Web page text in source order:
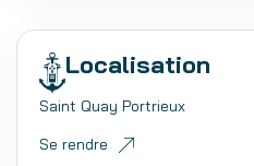
Localisation
Saint Quay Portrieux
Se rendre